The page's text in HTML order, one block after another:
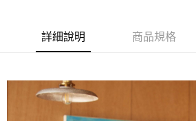
運送方式
每筆NT$80，滿NT$2,000(含以上)免運費
付款後萊爾富取貨
詳細說明 商品規格